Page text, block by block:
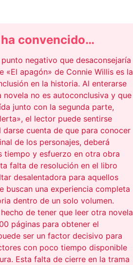
convencido…
negativo que desaconsejaría
«El apagón» de Connie Willis es la
en la historia. Al enterarse
novela no es autoconclusiva y que
junto con la segunda parte,
el lector puede sentirse
cuenta de que para conocer
de los personajes, deberá
tiempo y esfuerzo en otra obra
falta de resolución en el libro
desalentadora para aquellos
buscan una experiencia completa
dentro de un solo volumen.
de tener que leer otra novela
páginas para obtener el
ser un factor decisivo para
con poco tiempo disponible
Esta falta de cierre en la trama